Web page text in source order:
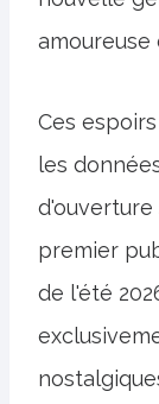
amoureuse
Ces
les
d'ouverture
premier
de l'été